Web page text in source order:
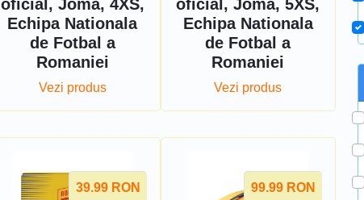
oficial, Joma, 4XS,
Echipa Nationala
de Fotbal a
Romaniei
Vezi produs
oficial, Joma, 5XS,
Echipa Nationala
de Fotbal a
Romaniei
Vezi produs
39.99 RON 99.99 RON